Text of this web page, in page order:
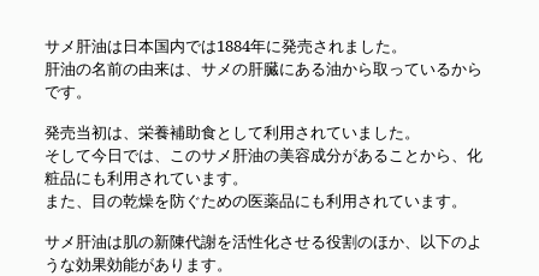
サメ肝油は日本国内では1884年に発売されました。
肝油の名前の由来は、サメの肝臓にある油から取っているから
です。
発売当初は、栄養補助食として利用されていました。
そして今日では、このサメ肝油の美容成分があることから、化
粧品にも利用されています。
また、目の乾燥を防ぐための医薬品にも利用されています。
サメ肝油は肌の新陳代謝を活性化させる役割のほか、以下のよ
うな効果効能があります。